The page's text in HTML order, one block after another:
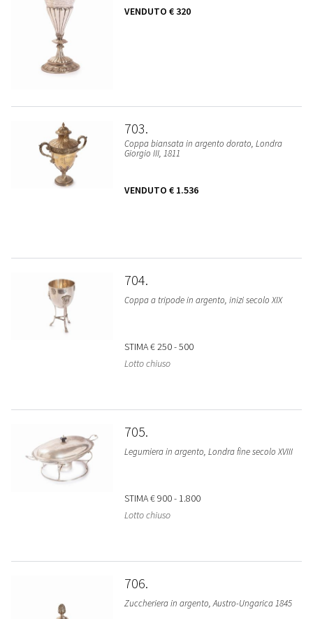
VENDUTO € 320
703
Coppa biansata in argento dorato, Londra
Giorgio III, 1811
VENDUTO € 1.536
704
Coppa a tripode in argento, inizi secolo XIX
STIMA€ 250 - 500
Lotto chiuso
705
Legumiera in argento, Londra fine secolo XVIII
STIMA€ 900 - 1.800
Lotto chiuso
706
Zuccheriera in argento, Austro-Ungarica 1845